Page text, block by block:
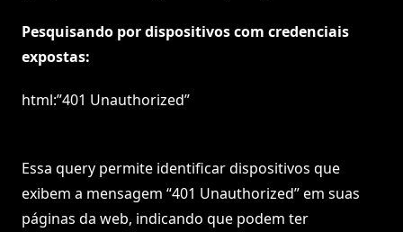
Pesquisando por dispositivos com credenciais
expostas:
html:”401 Unauthorized”
Essa query permite identificar dispositivos que
exibem a mensagem “401 Unauthorized” em suas
páginas da web, indicando que podem ter